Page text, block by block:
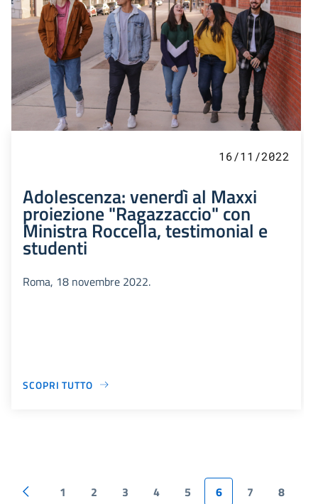
16/11/2022
Adolescenza: venerdì al Maxxi
proiezione "Ragazzaccio" con
Ministra Roccella, testimonial e
studenti
Roma, 18 novembre 2022.
SCOPRI TUTTO
1 2 3 4 5 6 7
8